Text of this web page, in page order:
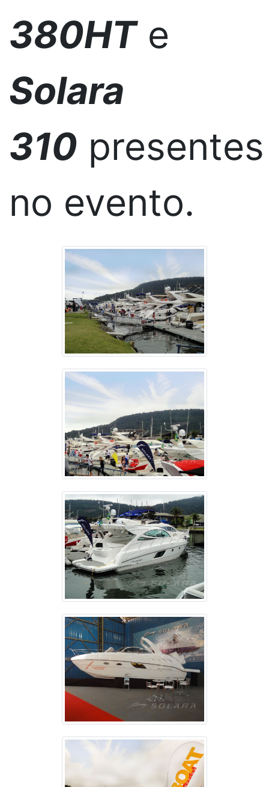
380HTe
Solara
310 presentes
no evento.